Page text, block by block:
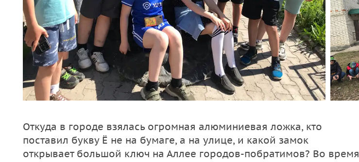
Откуда в городе взялась огромная алюминиевая ложка, кто
поставил букву Ё не на бумаге, а на улице, и какой замок
открывает большой ключ на Аллее городов-побратимов? Во время